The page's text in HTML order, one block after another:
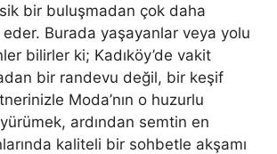
bir buluşmadan çok daha
eder. Burada yaşayanlar veya yolu
bilirler ki; Kadıköy’de vakit
bir randevu değil, bir keşif
Moda’nın o huzurlu
ardından semtin en
kaliteli bir sohbetle akşamı